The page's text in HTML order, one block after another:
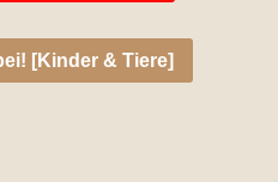
[Kinder & Tiere]